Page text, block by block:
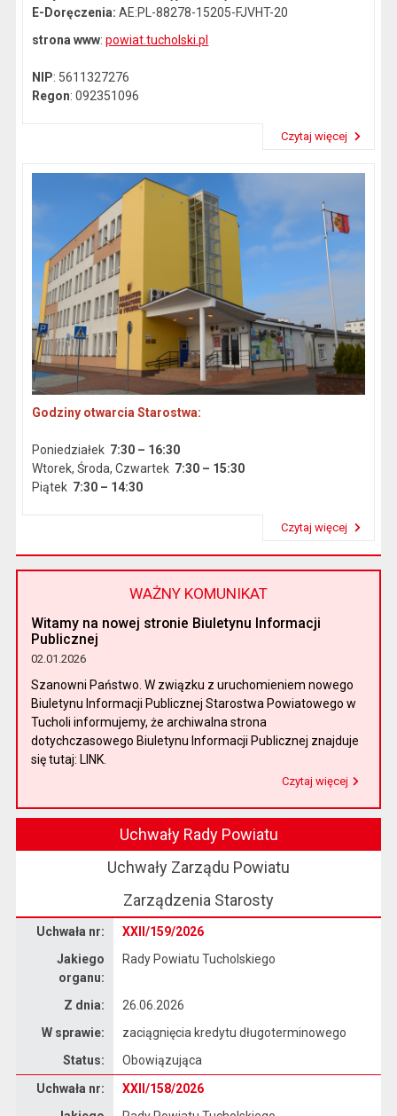
E-Doręczenia:AE:PL-88278-15205-FJVHT-20
strona www:powiat.tucholski.pl
NIP: 5611327276
Regon: 092351096
Czytaj więcej
Godziny otwarcia Starostwa:
Poniedziałek 7:30 – 16:30
Wtorek, Środa, Czwartek 7:30 – 15:30
Piątek 7:30 – 14:30
Czytaj więcej
WAŻNY KOMUNIKAT
Witamy na nowej stronie Biuletynu Informacji
Publicznej
02.01.2026
Szanowni Państwo. W związku z uruchomieniem nowego
Biuletynu Informacji Publicznej Starostwa Powiatowego w
Tucholi informujemy, że archiwalna strona
dotychczasowego Biuletynu Informacji Publicznej znajduje
się tutaj: LINK.
Czytaj więcej
Uchwały Rady Powiatu
Uchwały Zarządu Powiatu
Zarządzenia Starosty
Uchwała nr:
XXII/159/2026
Jakiego
organu:
Rady Powiatu Tucholskiego
Z dnia:
26.06.2026
W sprawie:
zaciągnięcia kredytu długoterminowego
Status:
Obowiązująca
Uchwała nr:
XXII/158/2026